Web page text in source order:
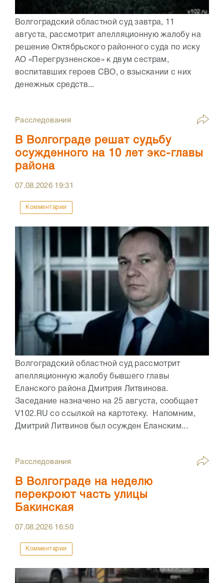
Волгоградский областной суд завтра, 11
августа, рассмотрит апелляционную жалобу на
решение Октябрьского районного суда по иску
АО «Перегрузненское» к двум сестрам,
воспитавших героев СВО, о взыскании с них
денежных средств...
Расследования
В Волгограде решат судьбу
осужденного на 10 лет экс-главы
района
07.08.2026 19:31
Комментарии
Волгоградский областной суд рассмотрит
апелляционную жалобу бывшего главы
Еланского района Дмитрия Литвинова.
Заседание назначено на 25 августа, сообщает
V102.RU со ссылкой на картотеку. Напомним,
Дмитрий Литвинов был осужден Еланским...
Расследования
В Волгограде на неделю
перекроют часть улицы
Бакинская
07.08.2026 16:50
Комментарии